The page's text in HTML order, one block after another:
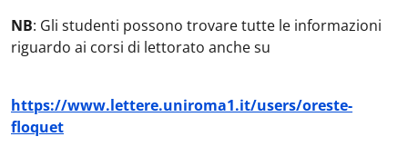
NB: Gli studenti possono trovare tutte le informazioni
riguardo ai corsi di lettorato anche su
https://www.lettere.uniroma1.it/users/oreste-
floquet